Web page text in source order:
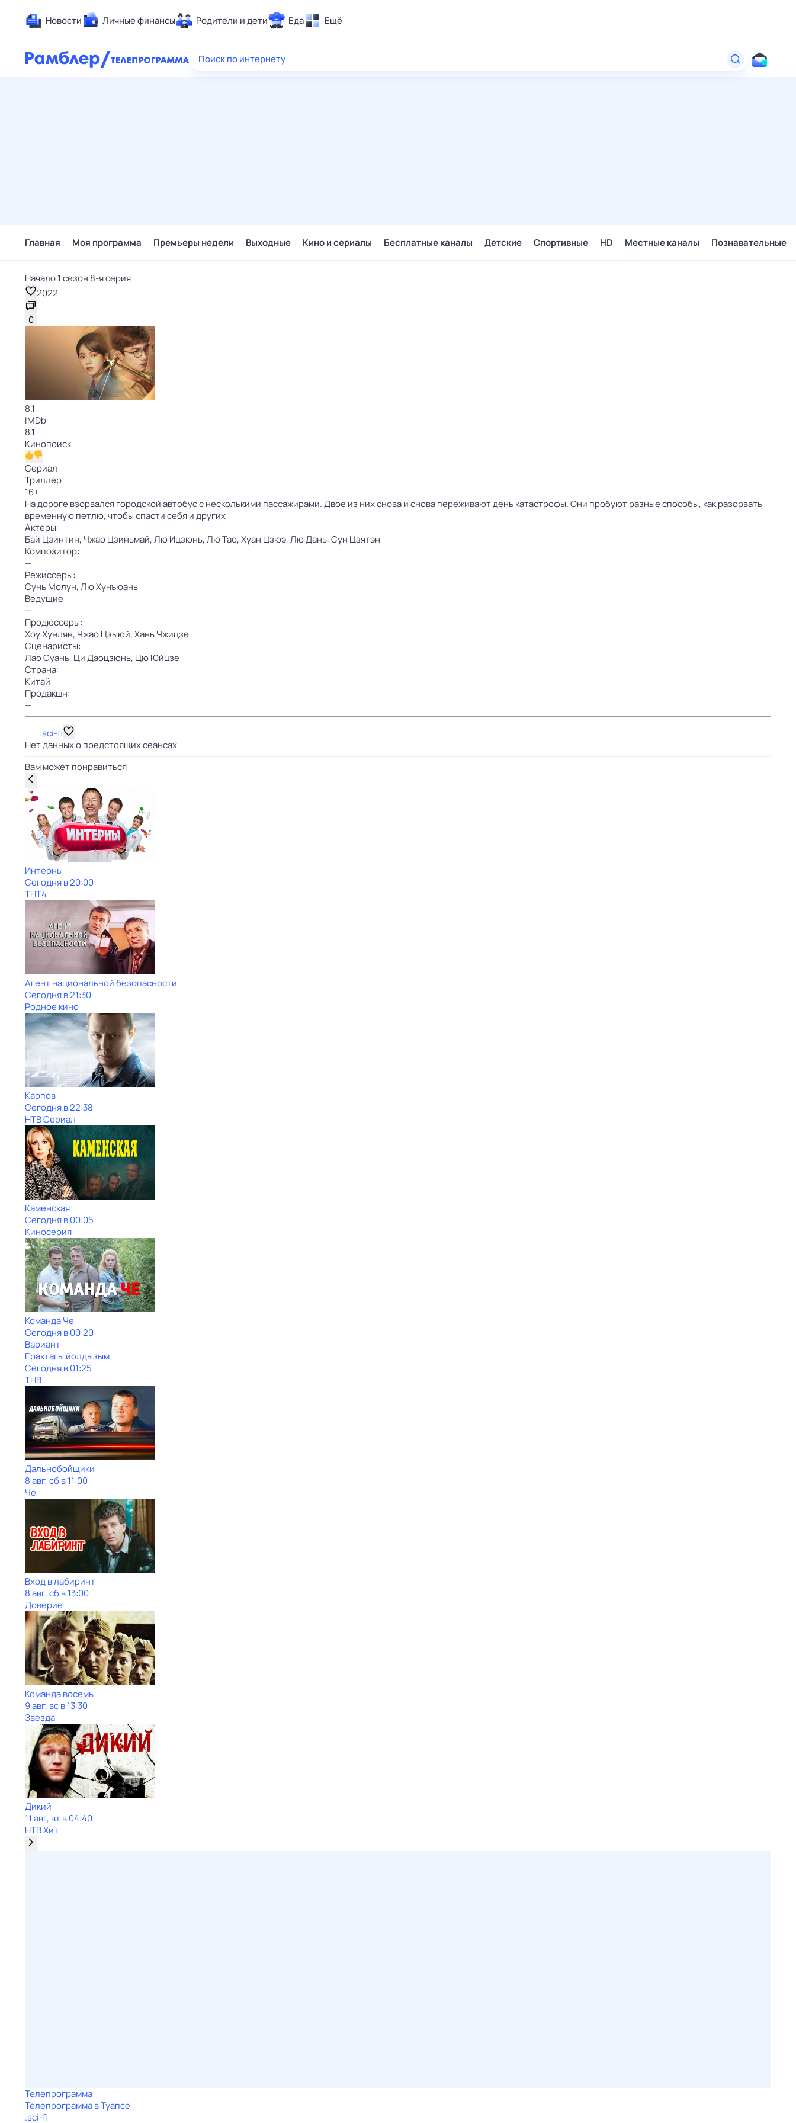
Новости Личные финансы Родители и дети Еда Ещё
Здоровье
Поиск по интернету
Главная Моя программа Премьеры недели Выходные Кино и сериалы Бесплатные каналы Детские Спортивные HD Местные каналы Познавательные
Начало 1 сезон 8-я серия
2022
0
8.1
IMDb
8.1
Кинопоиск
Сериал
Триллер
16+
На дороге взорвался городской автобус с несколькими пассажирами. Двое из них снова и снова переживают день катастрофы. Они пробуют разные способы, как разорвать
временную петлю, чтобы спасти себя и других
Актеры:
Бай Цзинтин, Чжао Цзиньмай,Лю Ицзюнь,Лю Тао,Хуан Цзюэ,Лю Дань,Сун Цзятэн
Композитор:
—
Режиссеры:
Сунь Молун,Лю Хунъюань
Ведущие:
—
Продюссеры:
Хоу Хунлян, Чжао Цзыюй,Хань Чжицзе
Сценаристы:
Лао Суань, Ци Даоцзюнь, Цю Юйцзе
Страна:
Китай
Продакшн:
—
.sci-fi
Нет данных о предстоящих сеансах
Вам может понравиться
Интерны
Сегодня в 20:00
ТНТ4
Агент национальной безопасности
Сегодня в 21:30
Родное кино
Карпов
Сегодня в 22:38
НТВ Сериал
Каменская
Сегодня в 00:05
Киносерия
Команда Че
Сегодня в 00:20
Вариант
Ерактагы йолдызым
Сегодня в 01:25
ТНВ
Дальнобойщики
8 авг, сб в 11:00
Че
Вход в лабиринт
8 авг, сб в 13:00
Доверие
Команда восемь
9 авг, вс в 13:30
Звезда
Дикий
11 авг, вт в 04:40
НТВ Хит
Телепрограмма
Телепрограмма в Туапсе
.sci-fi